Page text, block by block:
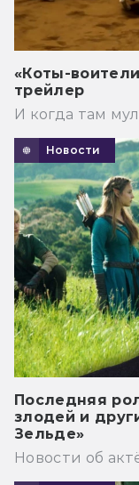
«Коты-
трейлер
И когда там
Новости
Последняя
злодей и
Зельде»
Новости об